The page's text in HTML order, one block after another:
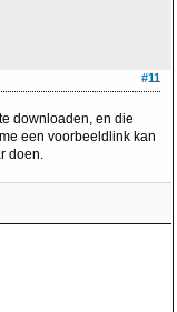
#11
downloaden, en die
een voorbeeldlink kan
doen.